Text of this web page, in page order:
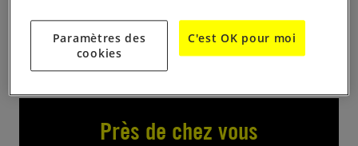
Micheline Schmitt au 06 31 09 42 07
Près de chez vous
Paramètres des
cookies
C'est OK pour moi